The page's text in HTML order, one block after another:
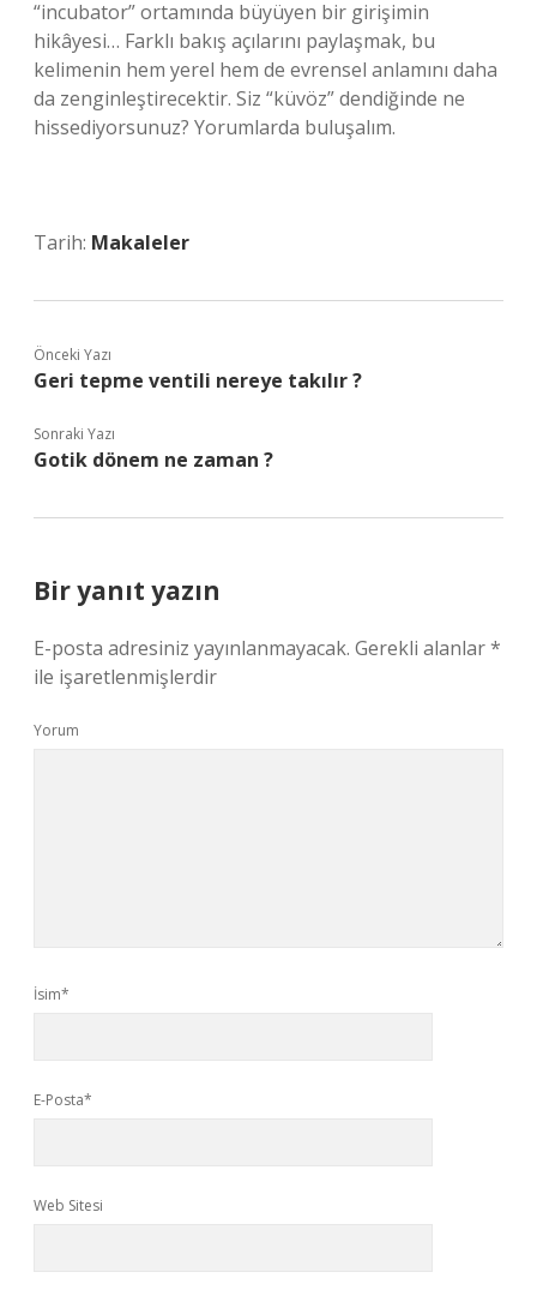
“incubator” ortamında büyüyen bir girişimin
hikâyesi… Farklı bakış açılarını paylaşmak, bu
kelimenin hem yerel hem de evrensel anlamını daha
da zenginleştirecektir. Siz “küvöz” dendiğinde ne
hissediyorsunuz? Yorumlarda buluşalım.
Tarih: Makaleler
Önceki Yazı
Geri tepme ventili nereye takılır ?
Sonraki Yazı
Gotik dönem ne zaman ?
Bir yanıt yazın
E-posta adresiniz yayınlanmayacak. Gerekli alanlar*
ile işaretlenmişlerdir
Yorum
İsim*
E-Posta*
Web Sitesi